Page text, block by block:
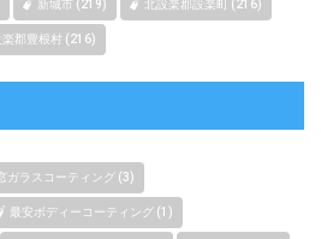
新城市 (219) 北設楽郡設楽町 (216)
楽郡豊根村 (216)
ガラスコーティング (3)
最安ボディーコーティング (1)